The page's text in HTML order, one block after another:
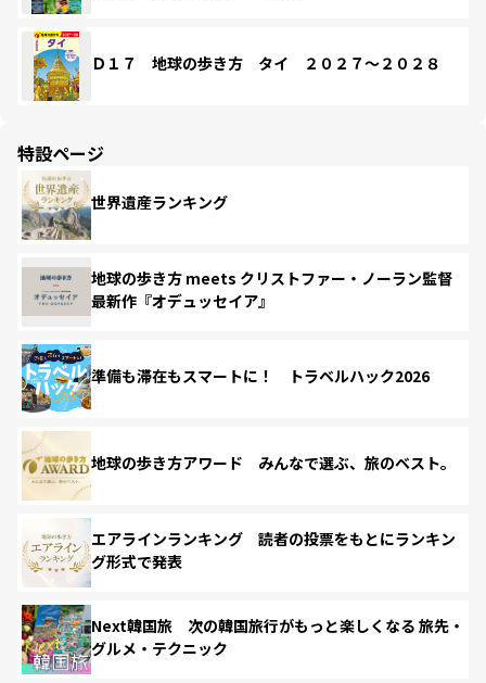
Ｄ１７ 地球の歩き方 タイ ２０２７～２０２８
特設ページ
世界遺産ランキング
地球の歩き方 meets クリストファー・ノーラン監督
最新作『オデュッセイア』
準備も滞在もスマートに！ トラベルハック2026
地球の歩き方アワード みんなで選ぶ、旅のベスト。
エアラインランキング 読者の投票をもとにランキン
グ形式で発表
Next韓国旅 次の韓国旅行がもっと楽しくなる 旅先・
グルメ・テクニック